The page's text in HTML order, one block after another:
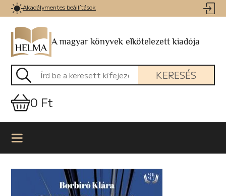
Akadálymentes beállítások
A magyar könyvek elkötelezett kiadója
KERESÉS
0 Ft